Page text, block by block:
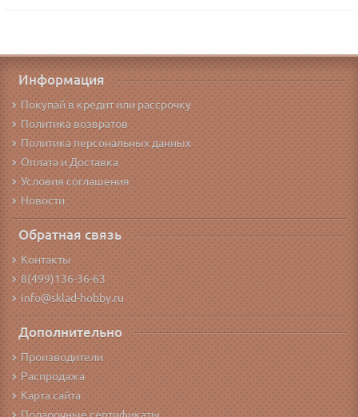
Информация
Покупай в кредит или рассрочку
Политика возвратов
Политика персональных данных
Оплата и Доставка
Условия соглашения
Новости
Обратная связь
Контакты
8(499)136-36-63
info@sklad-hobby.ru
Дополнительно
Производители
Распродажа
Карта сайта